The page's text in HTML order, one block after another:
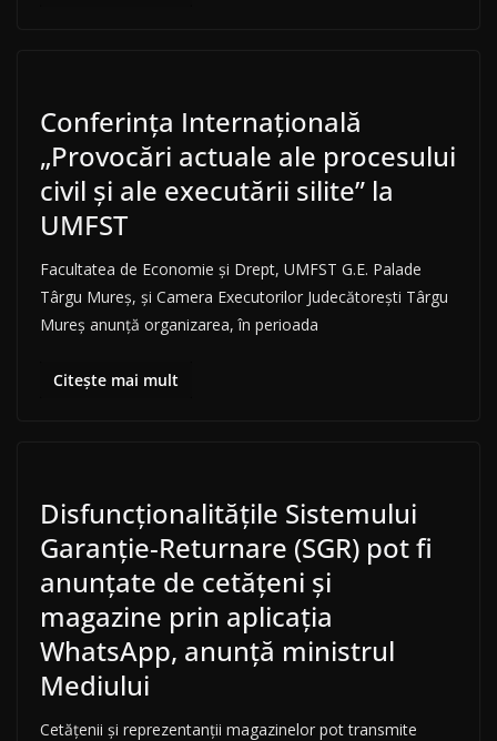
Conferința Internațională
„Provocări actuale ale procesului
civil și ale executării silite” la
UMFST
Facultatea de Economie și Drept, UMFST G.E. Palade
Târgu Mureș, și Camera Executorilor Judecătorești Târgu
Mureș anunță organizarea, în perioada
Citește mai mult
Disfuncţionalităţile Sistemului
Garanţie-Returnare (SGR) pot fi
anunțate de cetățeni și
magazine prin aplicația
WhatsApp, anunță ministrul
Mediului
Cetăţenii şi reprezentanţii magazinelor pot transmite